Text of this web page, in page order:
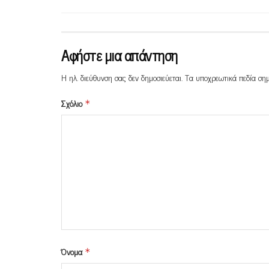
Αφήστε μια απάντηση
Η ηλ. διεύθυνση σας δεν δημοσιεύεται.Τα υποχρεωτικά πεδία
Σχόλιο *
Όνομα *